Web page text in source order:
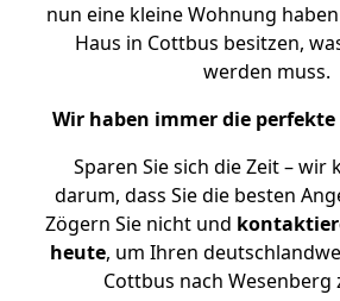
nun eine kleine Wohnung
Haus in Cottbus besitzen,
werden muss.
Wir haben immer die perfekte
Sparen Sie sich die Zeit – wir
darum, dass Sie die besten
Zögern Sie nicht und
heute, um Ihren
Cottbus nach Wesenberg